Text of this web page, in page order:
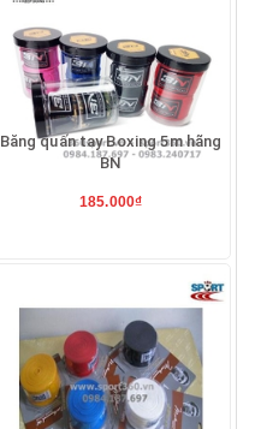
Băng quấn tay Boxing 5m hãng
BN
185.000₫